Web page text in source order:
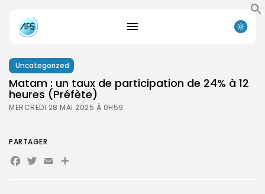
Uncategorized
Matam : un taux de participation de 24% à 12
heures (Préfète)
MERCREDI 28 MAI 2025 À 0H59
PARTAGER
Facebook
Twitter
EmailPartager